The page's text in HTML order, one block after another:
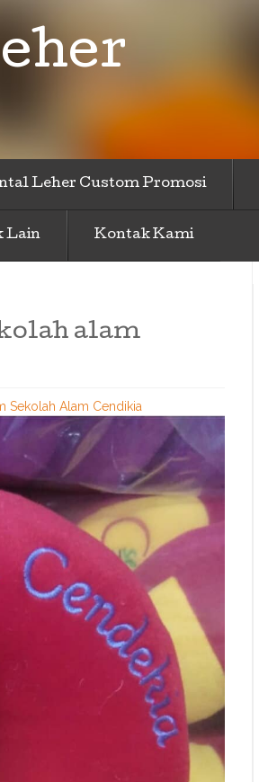
Leher Custom Promosi
Lain Kontak Kami
alam
Sekolah Alam Cendikia